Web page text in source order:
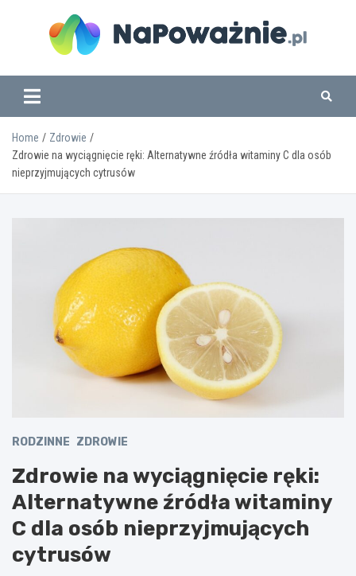
www.napowaznie.pl
Home
Zdrowie
Zdrowie na wyciągnięcie ręki: Alternatywne źródła witaminy C dla osób
nieprzyjmujących cytrusów
RODZINNE ZDROWIE
Zdrowie na wyciągnięcie ręki:
Alternatywne źródła witaminy
C dla osób nieprzyjmujących
cytrusów